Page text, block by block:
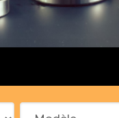
fusée
distribution